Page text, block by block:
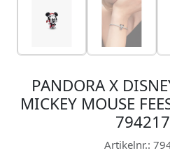
PANDORA X
MICKEY MOUSE
Artikelnr.: